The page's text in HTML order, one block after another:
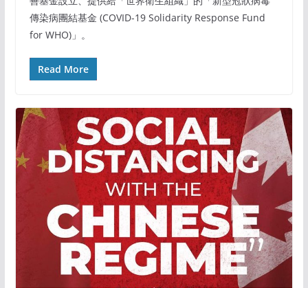
傳染病團結基金 (COVID-19 Solidarity Response Fund
for WHO)」。
Read More